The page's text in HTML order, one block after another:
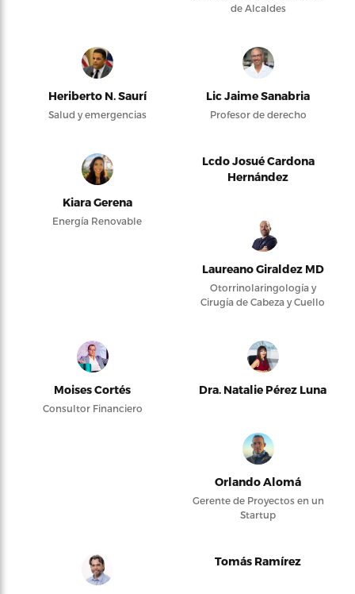
de Alcaldes
Heriberto N. Saurí
Salud y emergencias
Lic Jaime Sanabria
Profesor de derecho
Kiara Gerena
Energía Renovable
Lcdo Josué Cardona
Hernández
Laureano Giraldez MD
Otorrinolaringología y
Cirugía de Cabeza y Cuello
Moises Cortés
Consultor Financiero
Dra. Natalie Pérez Luna
Orlando Alomá
Gerente de Proyectos en un
Startup
Tomás Ramírez